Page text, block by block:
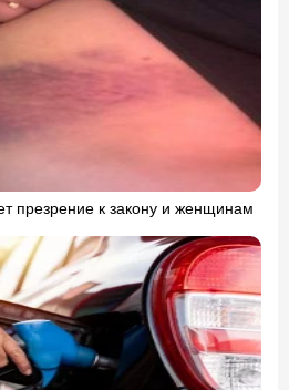
презрение к закону и женщинам